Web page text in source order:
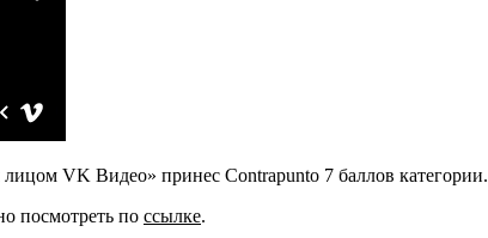
лицом VK Видео» принес Contrapunto 7 баллов категории.
посмотреть по ссылке.